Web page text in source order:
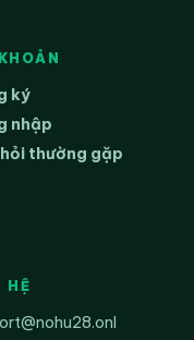
ký
nhập
thường gặp
HỆ